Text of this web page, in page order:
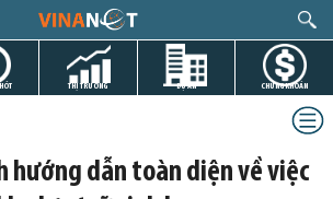
THỊ TRƯỜNG DỰ ÁN CHỨNG KHOÁN
hướng dẫn toàn diện về việc